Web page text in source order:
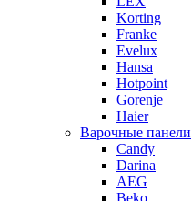
Korting
Franke
Evelux
Hansa
Hotpoint
Gorenje
Haier
Варочные панели
Candy
Darina
AEG